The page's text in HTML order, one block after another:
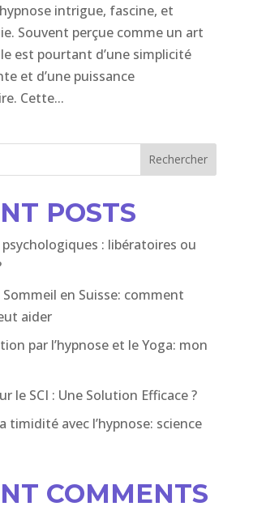
intrigue, fascine, et
Souvent perçue comme un art
est pourtant d’une simplicité
et d’une puissance
Cette...
Rechercher
POSTS
: libératoires ou
en Suisse: comment
aider
par l’hypnose et le Yoga: mon
le SCI : Une Solution Efficace ?
timidité avec l’hypnose: science
COMMENTS